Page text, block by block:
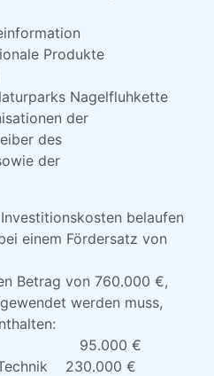
Produkte
Nagelfluhkette
der
des
der
belaufen
einem Fördersatz von
Betrag von 760.000 €,
werden muss,
95.000 €
230.000 €